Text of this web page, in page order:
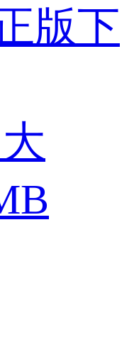
版下
大